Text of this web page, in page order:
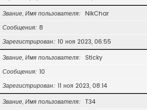
Звание, Имя пользователя
NikChar
Сообщения 8
Зарегистрирован 10 ноя 2023, 06:55
Звание, Имя пользователя
Sticky
Сообщения 10
Зарегистрирован 11 ноя 2023, 08:14
Звание, Имя пользователя
T34